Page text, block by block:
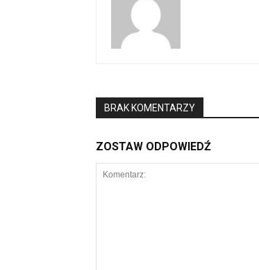
BRAK KOMENTARZY
ZOSTAW ODPOWIEDŹ